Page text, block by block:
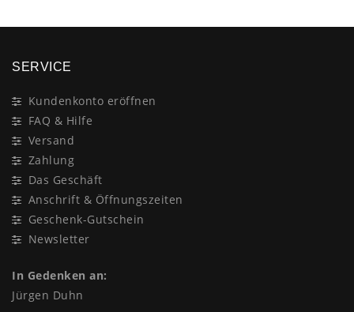
SERVICE
Kundenkonto eröffnen
FAQ & Hilfe
Versand
Zahlung
Das Geschäft
Anschrift & Öffnungszeiten
Geschenk-Gutschein
Newsletter
In Gedenken an:
Jürgen Duhn